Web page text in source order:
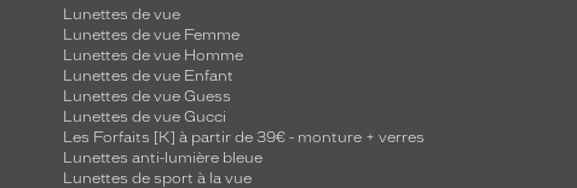
Lunettes de vue
Lunettes de vue Femme
Lunettes de vue Homme
Lunettes de vue Enfant
Lunettes de vue Guess
Lunettes de vue Gucci
Les Forfaits [K] à partir de 39€ - monture + verres
Lunettes anti-lumière bleue
Lunettes de sport à la vue